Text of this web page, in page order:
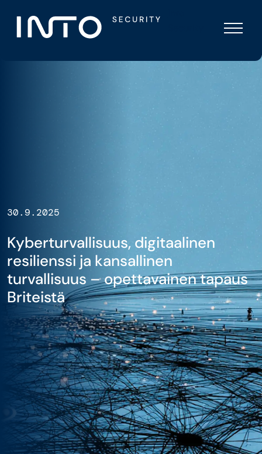
content
30.9.2025
Kyberturvallisuus, digitaalinen
resilienssi ja kansallinen
turvallisuus – opettavainen tapaus
Briteistä